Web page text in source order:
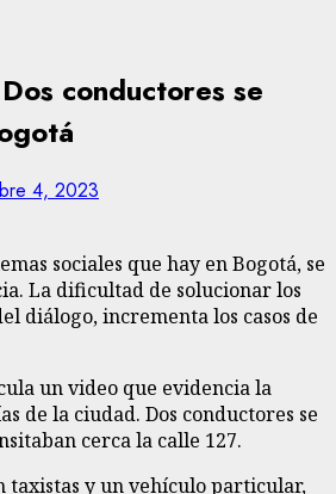
conductores se
4, 2023
sociales que hay en Bogotá, se
La dificultad de solucionar los
diálogo, incrementa los casos de
un video que evidencia la
de la ciudad. Dos conductores se
cerca la calle 127.
taxistas y un vehículo particular,